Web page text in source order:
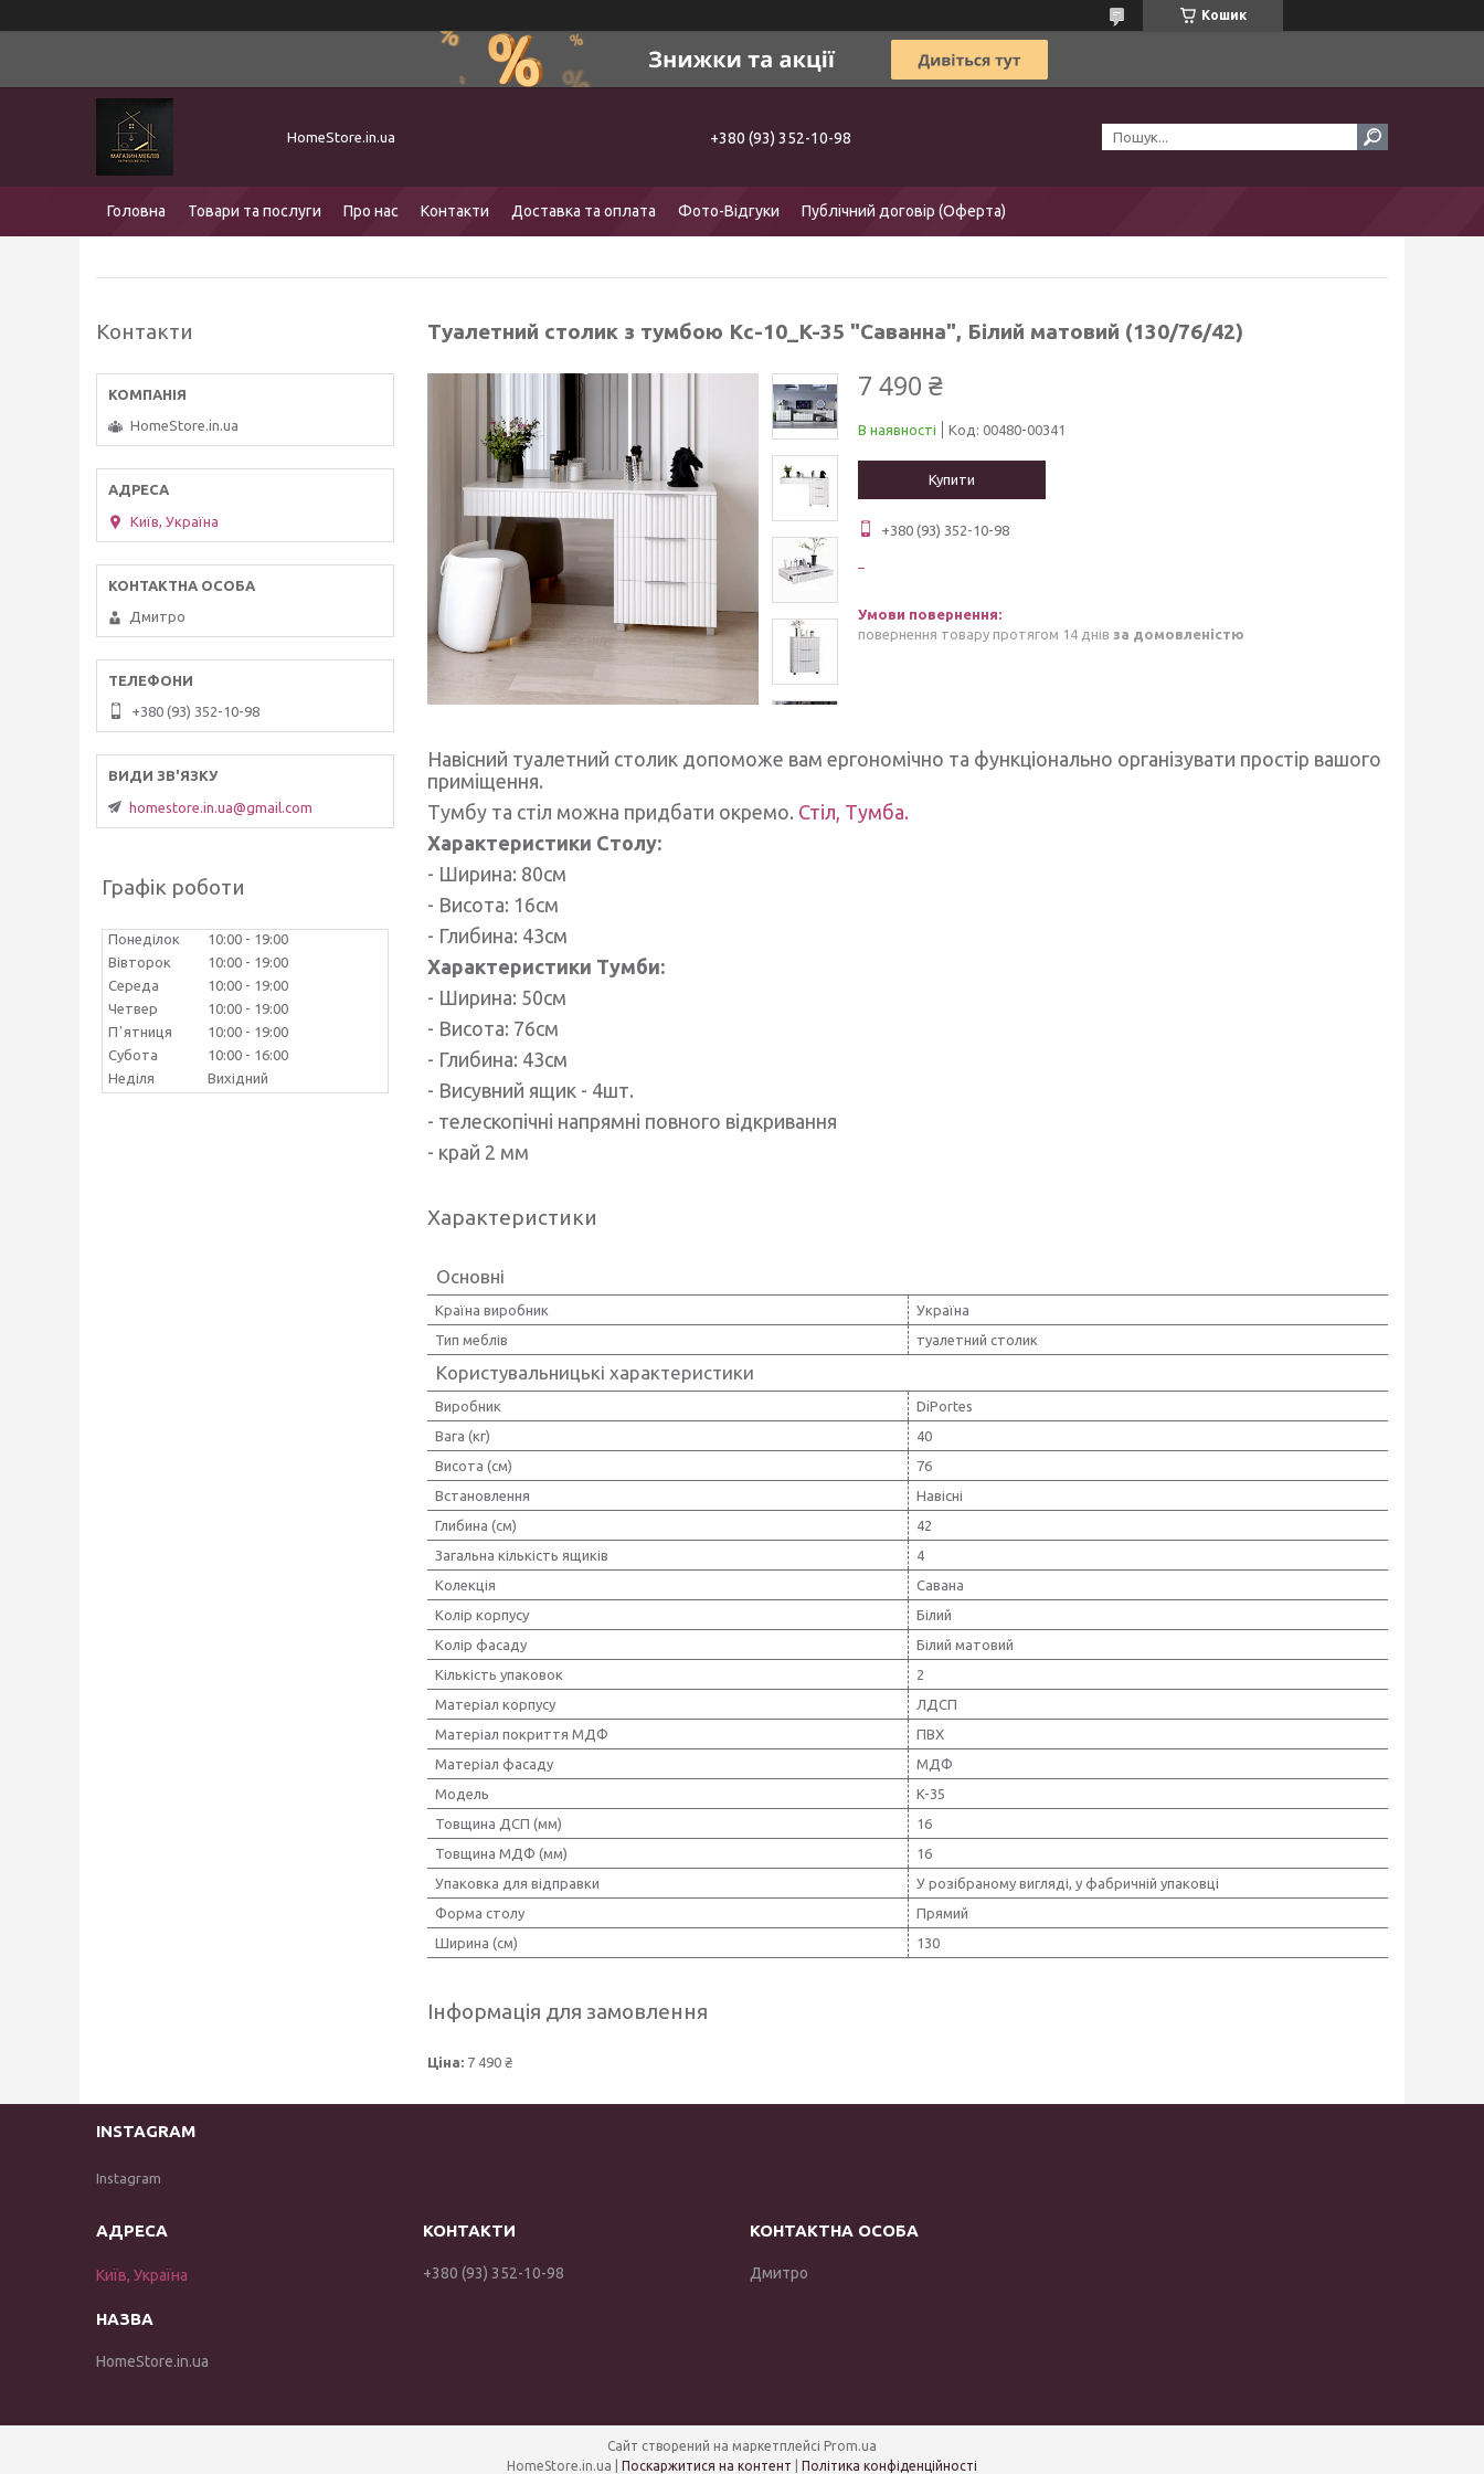
Кошик
HomeStore.in.ua +380 (93) 352-10-98
Головна Товари та послуги Про нас Контакти Доставка та оплата Фото-Відгуки Публічний договір (Оферта)
Туалетний столик з тумбою Кс-10_K-35 "Саванна", Білий матовий (130/76/42)
7 490 ₴
В наявності Код: 00480-00341
Купити
+380 (93) 352-10-98
повернення товару протягом 14 днів за домовленістю
Навісний туалетний столик допоможе вам ергономічно та функціонально організувати простір вашого
приміщення.
Тумбу та стіл можна придбати окремо. Стіл, Тумба.
Характеристики Столу:
- Ширина: 80см
- Висота: 16см
- Глибина: 43см
Характеристики Тумби:
- Ширина: 50см
- Висота: 76см
- Глибина: 43см
- Висувний ящик - 4шт.
- телескопічні напрямні повного відкривання
- край 2 мм
Характеристики
Основні
Країна виробник
Україна
Тип меблів
туалетний столик
Користувальницькі характеристики
Виробник
DiPortes
Вага (кг)
40
Висота (см)
76
Встановлення
Навісні
Глибина (см)
42
Загальна кількість ящиків
4
Колекція
Савана
Колір корпусу
Білий
Колір фасаду
Білий матовий
Кількість упаковок
2
Матеріал корпусу
ЛДСП
Матеріал покриття МДФ
ПВХ
Матеріал фасаду
МДФ
Мoдель
K-35
Товщина ДСП (мм)
16
Товщина МДФ (мм)
16
Упаковка для відправки
У розібраному вигляді, у фабричній упаковці
Форма столу
Прямий
Ширина (см)
130
Інформація для замовлення
Ціна: 7 490 ₴
Контакти
HomeStore.in.ua
Київ, Україна
Дмитро
+380 (93) 352-10-98
homestore.in.ua@gmail.com
Графік роботи
Понеділок 10:00
19:00
Вівторок
10:00
19:00
Середа
10:00
19:00
Четвер
10:00
19:00
Пʼятниця
10:00
19:00
Субота
10:00
16:00
Неділя
Вихідний
INSTAGRAM
Instagram
Київ, Україна
HomeStore.in.ua
+380 (93) 352-10-98 Дмитро
Сайт створений на маркетплейсі Prom.ua
Поскаржитися на контент Політика конфіденційності